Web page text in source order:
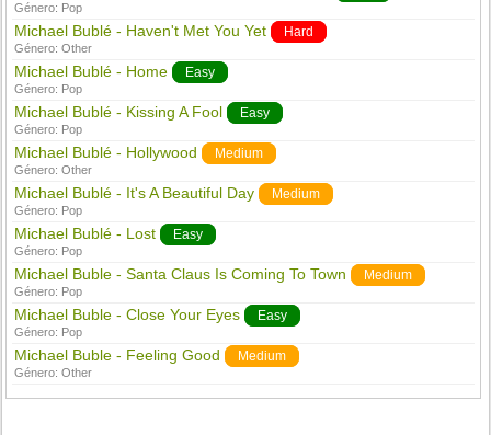
Género: Pop
Michael Bublé - Haven't Met You Yet Hard
Género:Other
Michael Bublé - Home Easy
Género: Pop
Michael Bublé - Kissing A Fool Easy
Género: Pop
Michael Bublé - Hollywood Medium
Género:Other
Michael Bublé - It's A Beautiful Day Medium
Género: Pop
Michael Bublé - Lost Easy
Género: Pop
Michael Buble - Santa Claus Is Coming To Town Medium
Género: Pop
Michael Buble - Close Your Eyes Easy
Género: Pop
Michael Buble - Feeling Good Medium
Género:Other